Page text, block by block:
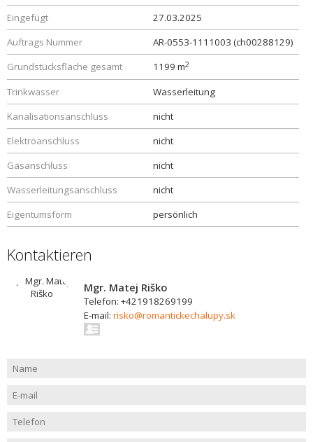
Eingefügt
27.03.2025
Auftrags Nummer
AR-0553-1111003 (ch00288129)
Grundstücksfläche gesamt
1199 m2
Trinkwasser
Wasserleitung
Kanalisationsanschluss
nicht
Elektroanschluss
nicht
Gasanschluss
nicht
Wasserleitungsanschluss
nicht
Eigentumsform
persönlich
Kontaktieren
Mgr. Matej Riško
Telefon: +421918269199
E-mail: risko@romantickechalupy.sk